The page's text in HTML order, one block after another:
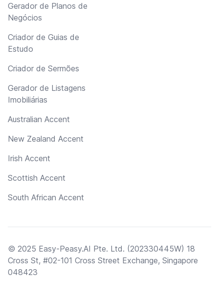
Gerador de Planos de
Negócios
Criador de Guias de
Estudo
Criador de Sermões
Gerador de Listagens
Imobiliárias
Australian Accent
New Zealand Accent
Irish Accent
Scottish Accent
South African Accent
© 2025 Easy-Peasy.AI Pte. Ltd. (202330445W) 18
Cross St, #02-101 Cross Street Exchange, Singapore
048423